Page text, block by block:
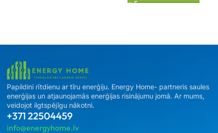
Papildini rītdienu ar tīru enerģiju. Energy Home- partneris saules
enerģijas un atjaunojamās enerģijas risinājumu jomā. Ar mums,
veidojot ilgtspējīgu nākotni.
+371 22504459
info@energyhome.lv